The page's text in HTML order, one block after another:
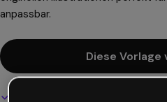
anpassbar.
Diese